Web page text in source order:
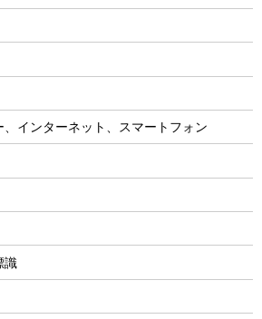
、インターネット、スマートフォン
識